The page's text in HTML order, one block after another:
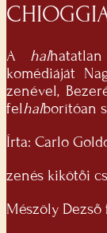
A hal
komédiáját
zenével,
felhalborítóan
Írta: Carlo
zenés kikötői
Mészöly